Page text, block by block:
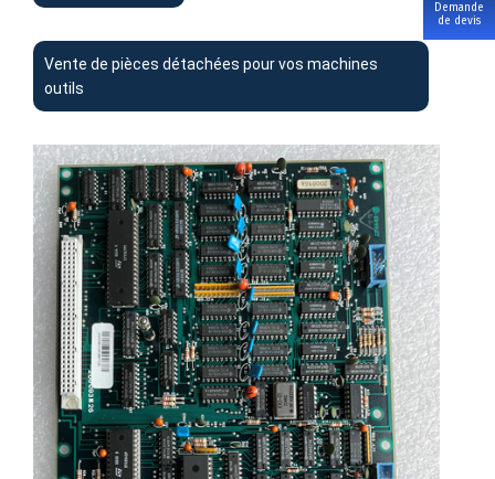
Demande
de devis
Vente de pièces détachées pour vos machines
outils